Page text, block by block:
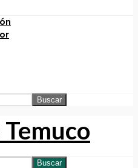
Buscar
Buscar